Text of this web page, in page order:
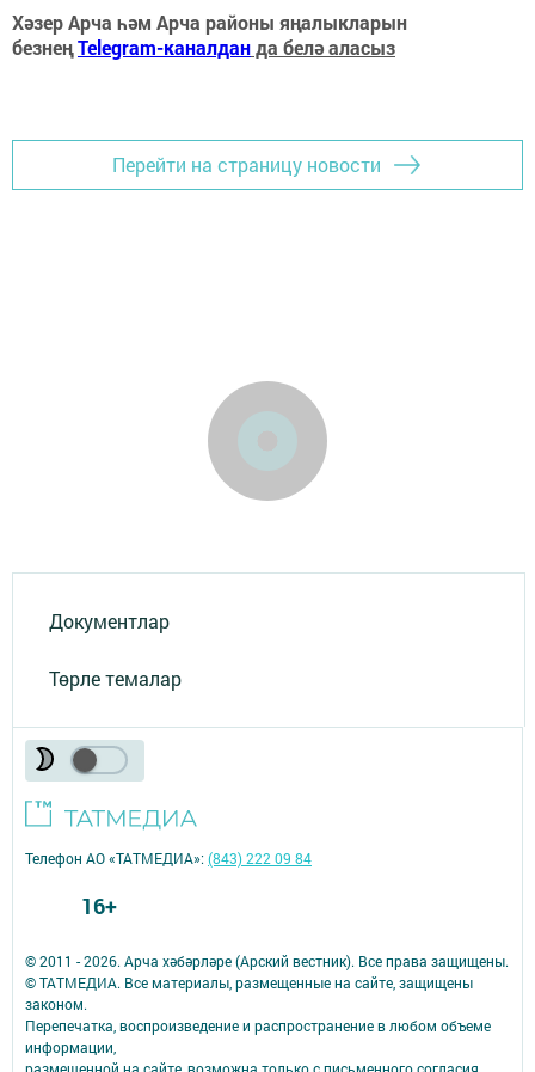
Хәзер Арча һәм Арча районы яңалыкларын
безнеңTelegram-каналданда белә аласыз
Перейти на страницу новости
Документлар
Төрле темалар
© 2011 - 2026. Арча хәбәрләре (Арский вестник). Все права защищены.
© ТАТМЕДИА. Все материалы, размещенные на сайте, защищены
законом.
Перепечатка, воспроизведение и распространение в любом объеме
информации,
Телефон АО «ТАТМЕДИА»:(843) 222 09 84
16+